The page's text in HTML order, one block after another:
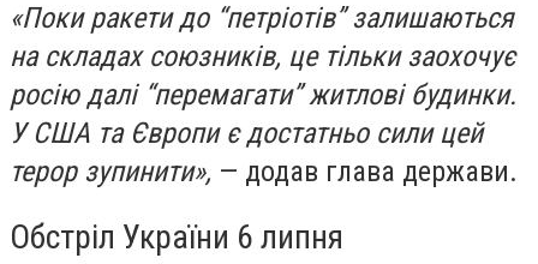
«Поки ракети до “петріотів” залишаються
на складах союзників, це тільки заохочує
росію далі “перемагати” житлові будинки.
У США та Європи є достатньо сили цей
терор зупинити», — додав глава держави.
Обстріл України 6 липня